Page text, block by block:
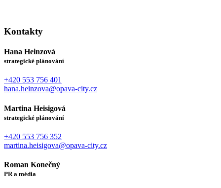
Kontakty
Hana Heinzová
strategické plánování
+420 553 756 401
hana.heinzova@opava-city.cz
Martina Heisigová
strategické plánování
+420 553 756 352
martina.heisigova@opava-city.cz
Roman Konečný
PR a média